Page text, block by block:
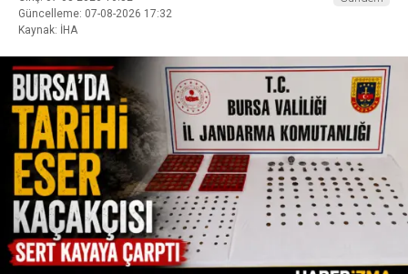
Güncelleme: 07-08-2026 17:32
Kaynak: İHA